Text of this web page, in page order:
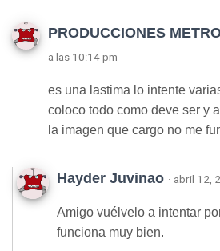
PRODUCCIONES
a las 10:14 pm
es una lastima lo intente
coloco todo como deve ser y
la imagen que cargo no me
Hayder Juvinao · abril 12,
Amigo vuélvelo a intentar
funciona muy bien.